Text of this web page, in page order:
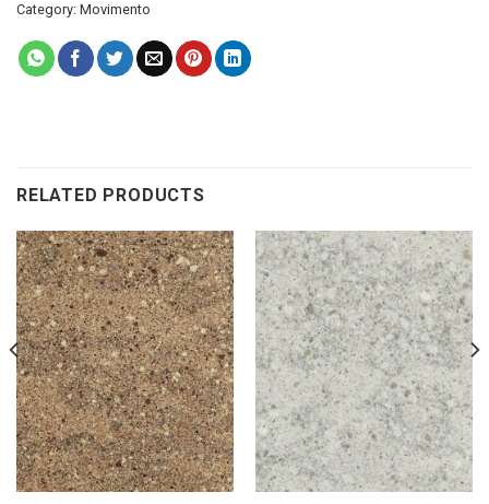
Category: Movimento
RELATED PRODUCTS